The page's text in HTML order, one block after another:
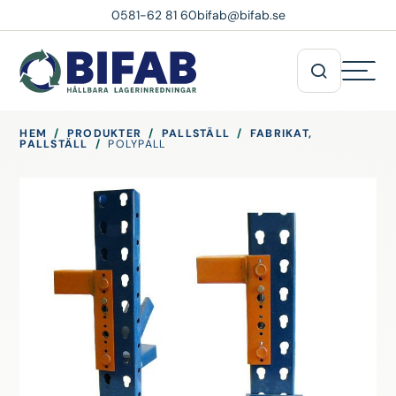
0581-62 81 60bifab@bifab.se
HEM / PRODUKTER / PALLSTÄLL /
FABRIKAT,
PALLSTÄLL
/ POLYPALL